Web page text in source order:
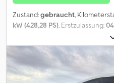
Zustand:gebraucht,
kW (428,28 PS), Erstzulassung:
,
Emissionsklasse:Euro6, Farbe:
Baujahr:
2017 , Ausstattung:
Navigationssystem, Tempomat
Zubehör = Sonstige -